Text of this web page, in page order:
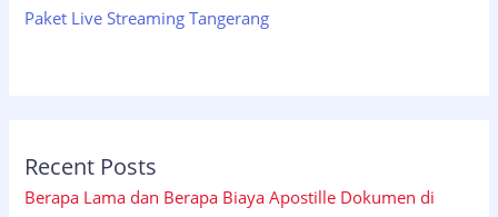
Paket Live Streaming Tangerang
Recent Posts
Berapa Lama dan Berapa Biaya Apostille Dokumen di